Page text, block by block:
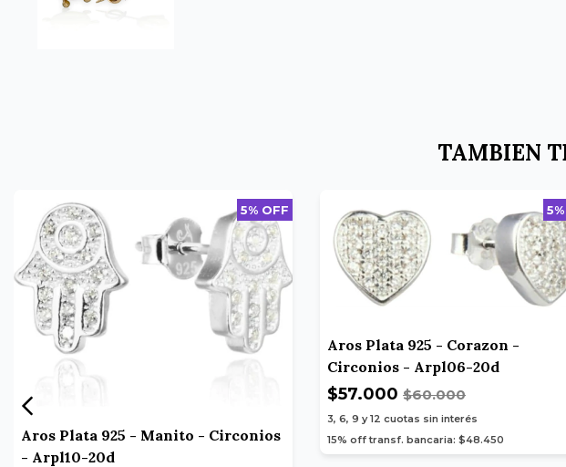
TAMBIEN
5% OFF
Aros Plata 925 - Manito - Circonios
- Arpl10-20d
Aros Plata 925 - Corazon -
Circonios - Arpl06-20d
$57.000 $60.000
3, 6, 9 y 12 cuotas sin interés
15% off transf. bancaria: $48.450